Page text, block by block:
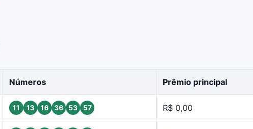
Números Prêmio principal
11 13 16 36 53 57 R$ 0,00